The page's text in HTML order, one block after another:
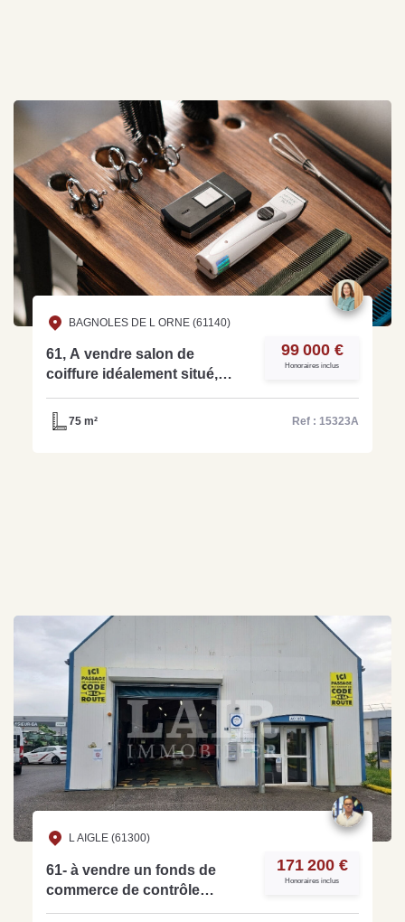
BAGNOLES DE L ORNE (61140)
61, A vendre salon de
coiffure idéalement situé,
ref:15323A
99 000 €
Honoraires inclus
75 m² Ref : 15323A
L AIGLE (61300)
61- à vendre un fonds de
commerce de contrôle
technique de 200 m² - Réf
171 200 €
Honoraires inclus